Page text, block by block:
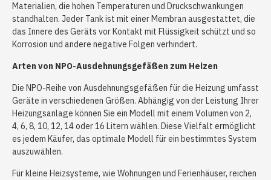
Materialien, die hohen Temperaturen und Druckschwankungen
standhalten. Jeder Tank ist mit einer Membran ausgestattet, die
das Innere des Geräts vor Kontakt mit Flüssigkeit schützt und so
Korrosion und andere negative Folgen verhindert.
Arten von NPO-Ausdehnungsgefäßen zum Heizen
Die NPO-Reihe von Ausdehnungsgefäßen für die Heizung umfasst
Geräte in verschiedenen Größen. Abhängig von der Leistung Ihrer
Heizungsanlage können Sie ein Modell mit einem Volumen von 2,
4, 6, 8, 10, 12, 14 oder 16 Litern wählen. Diese Vielfalt ermöglicht
es jedem Käufer, das optimale Modell für ein bestimmtes System
auszuwählen.
Für kleine Heizsysteme, wie Wohnungen und Ferienhäuser, reichen